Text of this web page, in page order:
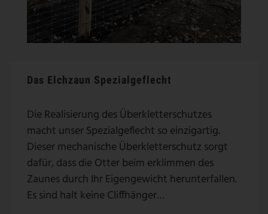
Das Elchzaun Spezialgeflecht
Die Realisierung des Überkletterschutzes
macht unser Spezialgeflecht so einzigartig.
Dieser mechanische Überkletterschutz sorgt
dafür, dass die Otter beim erklimmen des
Zaunes durch Ihr Eigengewicht herunterfallen.
Es sind halt keine Cliffhänger…